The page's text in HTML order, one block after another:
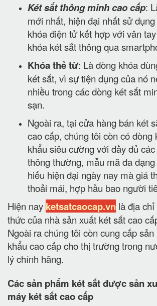
Két sắt thông minh cao cấp:
mới nhất, hiện đại nhất sử
khóa điện tử kết hợp với vân
khóa két sắt thông qua
Khóa thẻ từ: Là dòng khóa
két sắt, vì sự tiện dụng của nó
nhiều trong các dòng két sắt
sạn.
Ngoài ra, tại cửa hàng bán két
cao cấp, chúng tôi còn có dòng
khẩu siêu cường với đầy đủ
thông thường, mẫu mã đa
hiếu hiện đại ngày nay mà giá
thoải mái, hợp hầu bao người
Hiện nay ketsatcaocap.vn là địa
thức của nhà sản xuất két sắt cao
Ngoài ra chúng tôi còn cung cấp
khẩu cao cấp cho thị trường trong
lý chính hãng.
Các sản phẩm két sắt được sản
máy két sắt cao cấp